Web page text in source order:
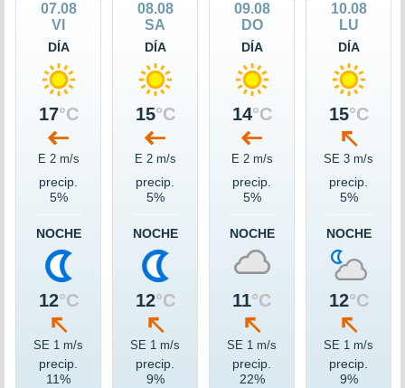
07.08
VI
DÍA
17°C
E 2 m/s
precip.
5%
NOCHE
12°C
SE 1 m/s
precip.
11%
08.08
SA
DÍA
15°C
E 2 m/s
precip.
5%
NOCHE
12°C
SE 1 m/s
precip.
9%
09.08
DO
DÍA
14°C
E 2 m/s
precip.
5%
NOCHE
11°C
SE 1 m/s
precip.
22%
10.08
LU
DÍA
15°C
SE 3 m/s
precip.
5%
NOCHE
12°C
SE 1 m/s
precip.
9%